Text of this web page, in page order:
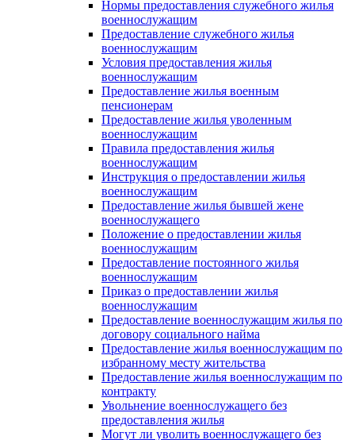
Нормы предоставления служебного жилья
военнослужащим
Предоставление служебного жилья
военнослужащим
Условия предоставления жилья
военнослужащим
Предоставление жилья военным
пенсионерам
Предоставление жилья уволенным
военнослужащим
Правила предоставления жилья
военнослужащим
Инструкция о предоставлении жилья
военнослужащим
Предоставление жилья бывшей жене
военнослужащего
Положение о предоставлении жилья
военнослужащим
Предоставление постоянного жилья
военнослужащим
Приказ о предоставлении жилья
военнослужащим
Предоставление военнослужащим жилья по
договору социального найма
Предоставление жилья военнослужащим по
избранному месту жительства
Предоставление жилья военнослужащим по
контракту
Увольнение военнослужащего без
предоставления жилья
Могут ли уволить военнослужащего без